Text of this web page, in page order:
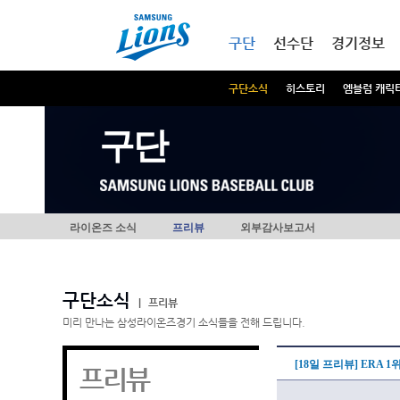
구단
구단소식 히스토리 엠블럼 캐릭
선수단 경기정보
구단
라이온즈 소식 프리뷰 외부감사보고서
구단소식
프리뷰
미리 만나는 삼성라이온즈경기 소식들을 전해 드립니다.
프리뷰 [18일 프리뷰] ERA 1